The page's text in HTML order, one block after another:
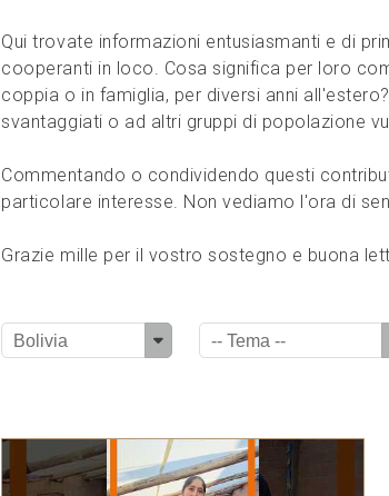
Qui trovate informazioni entusiasmanti e di
cooperanti in loco. Cosa significa per loro
coppia o in famiglia, per diversi anni
svantaggiati o ad altri gruppi di popolazione
Commentando o condividendo questi
particolare interesse. Non vediamo l'ora di
Grazie mille per il vostro sostegno e buona